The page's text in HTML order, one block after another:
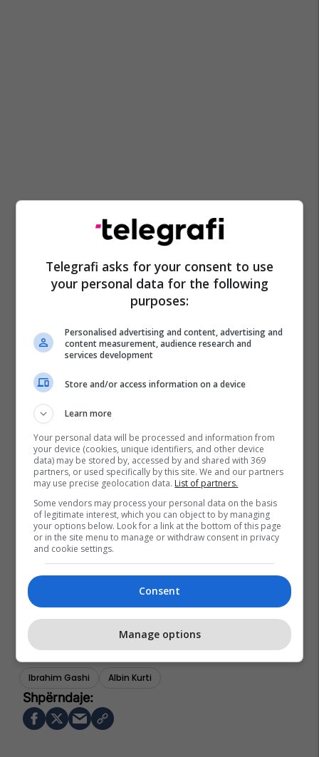
Ibrahim Gashi Albin Kurti
Telegrafi asks for your consent to use
your personal data for the following
purposes:
Personalised advertising and content, advertising and
content measurement, audience research and
services development
Store and/or access information on a device
Learn more
Your personal data will be processed and information from
your device (cookies, unique identifiers, and other device
data) may be stored by, accessed by and shared with 369
partners, or used specifically by this site. We and our partners
may use precise geolocation data. List of partners.
Some vendors may process your personal data on the basis
of legitimate interest, which you can object to by managing
your options below. Look for a link at the bottom of this page
or in the site menu to manage or withdraw consent in privacy
and cookie settings.
Consent
Manage options